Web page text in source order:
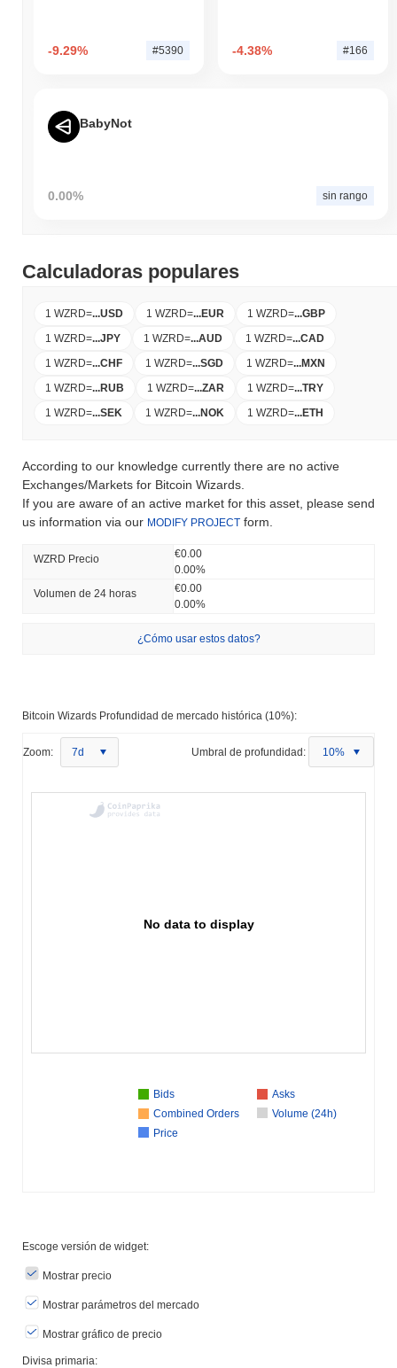
-9.29% #5390 -4.38% #166
BabyNot
0.00% sin rango
Calculadoras populares
1 WZRD=...USD 1 WZRD=...EUR 1 WZRD=...GBP
1 WZRD=...JPY 1 WZRD=...AUD 1 WZRD=...CAD
1 WZRD=...CHF 1 WZRD=...SGD 1 WZRD=...MXN
1 WZRD=...RUB 1 WZRD=...ZAR 1 WZRD=...TRY
1 WZRD=...SEK 1 WZRD=...NOK 1 WZRD=...ETH
According to our knowledge currently there are no active
Exchanges/Markets for Bitcoin Wizards.
If you are aware of an active market for this asset, please send
us information via our MODIFY PROJECT form.
WZRD Precio
€0.00
0.00%
Volumen de 24 horas
€0.00
0.00%
¿Cómo usar estos datos?
Bitcoin Wizards Profundidad de mercado histórica (10%):
Zoom: 7d Umbral de profundidad: 10%
No data to display
Bids
Asks
Combined Orders
Volume (24h)
Price
Escoge versión de widget:
Mostrar precio
Mostrar parámetros del mercado
Mostrar gráfico de precio
Divisa primaria: